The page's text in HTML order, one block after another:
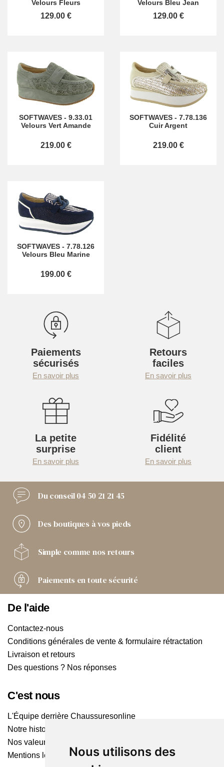
Nous utilisons des
Velours Fleurs
129.00 €
Velours Bleu Jean
129.00 €
SOFTWAVES - 9.33.01
Velours Vert Amande
219.00 €
SOFTWAVES - 7.78.136
Cuir Argent
219.00 €
SOFTWAVES - 7.78.126
Velours Bleu Marine
199.00 €
Paiements
sécurisés
En savoir plus
Retours
faciles
En savoir plus
La petite
surprise
En savoir plus
Fidélité
client
En savoir plus
Du conseil04 50 21 21 45
Des boutiques à vos pieds
Simple comme nos retours
Paiements en toute sécurité
De l'aide
Contactez-nous
Conditions générales de vente & formulaire rétractation
Livraison et retours
Des questions ? Nos réponses
C'est nous
L'Équipe derrière Chaussuresonline
Notre histoire
Nos valeurs
Mentions légales